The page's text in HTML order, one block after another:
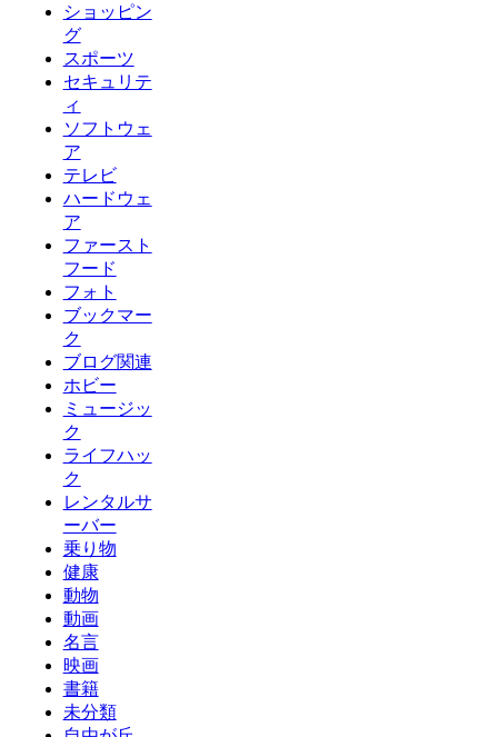
ショッピン
グ
スポーツ
セキュリテ
ィ
ソフトウェ
ア
テレビ
ハードウェ
ア
ファースト
フード
フォト
ブックマー
ク
ブログ関連
ホビー
ミュージッ
ク
ライフハッ
ク
レンタルサ
ーバー
乗り物
健康
動物
動画
名言
映画
書籍
未分類